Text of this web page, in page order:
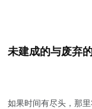
未建成的与废弃
如果时间有尽头，那